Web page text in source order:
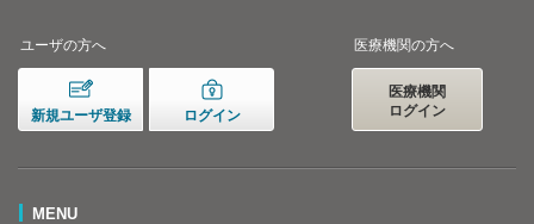
ユーザの方へ
新規ユーザ登録 ログイン
医療機関の方へ
医療機関
ログイン
MENU